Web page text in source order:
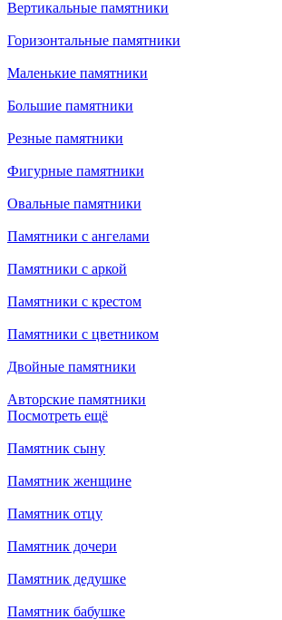
Вертикальные памятники
Горизонтальные памятники
Маленькие памятники
Большие памятники
Резные памятники
Фигурные памятники
Овальные памятники
Памятники с ангелами
Памятники с аркой
Памятники с крестом
Памятники с цветником
Двойные памятники
Авторские памятники
Посмотреть ещё
Памятник сыну
Памятник женщине
Памятник отцу
Памятник дочери
Памятник дедушке
Памятник бабушке